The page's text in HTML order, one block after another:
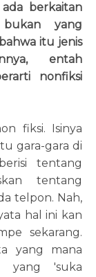
berkaitan
yang
itu jenis
entah
nonfiksi
fiksi. Isinya
gara-gara di
tentang
tentang
telpon. Nah,
hal ini kan
sekarang.
yang mana
yang 'suka